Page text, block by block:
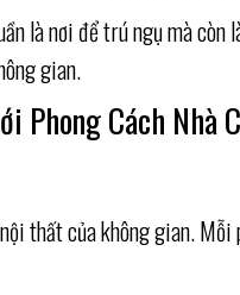
là nơi để trú ngụ mà
gian.
Phong Cách Nhà
thất của không gian.